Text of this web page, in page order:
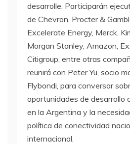
desarrolle. Participarán
de Chevron, Procter &
Excelerate Energy, Merck,
Morgan Stanley, Amazon,
Citigroup, entre otras
reunirá con Peter Yu, socio
Flybondi, para conversar
oportunidades de desarrollo
en la Argentina y la
política de conectividad
internacional.